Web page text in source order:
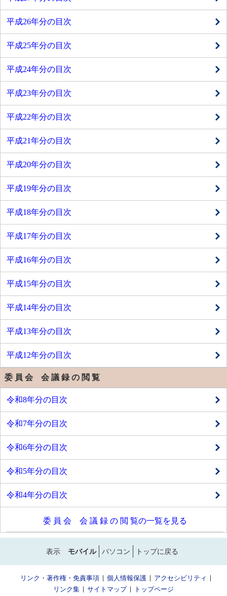
平成26年分の目次
平成25年分の目次
平成24年分の目次
平成23年分の目次
平成22年分の目次
平成21年分の目次
平成20年分の目次
平成19年分の目次
平成18年分の目次
平成17年分の目次
平成16年分の目次
平成15年分の目次
平成14年分の目次
平成13年分の目次
平成12年分の目次
委 員 会 会 議 録 の 閲 覧
令和8年分の目次
令和7年分の目次
令和6年分の目次
令和5年分の目次
令和4年分の目次
委 員 会 会 議 録 の 閲 覧の一覧を見る
表示 モバイル パソコン トップに戻る
リンク・著作権・免責事項 個人情報保護
アクセシビリティ
リンク集
サイトマップ トップページ